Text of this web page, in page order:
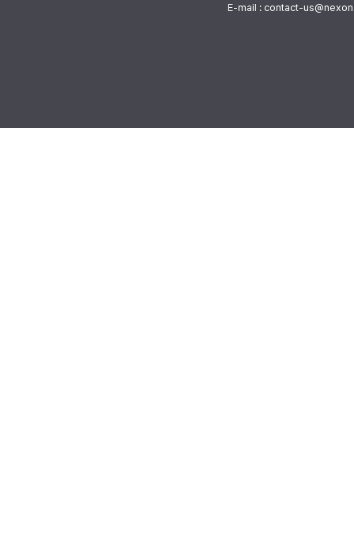
E-mail : contact-